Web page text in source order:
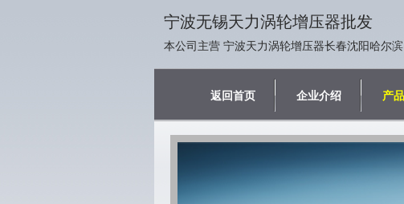
宁波无锡天力涡轮增压器批发
本公司主营 宁波天力涡轮增压器长春沈阳哈尔滨
返回首页 企业介绍 产